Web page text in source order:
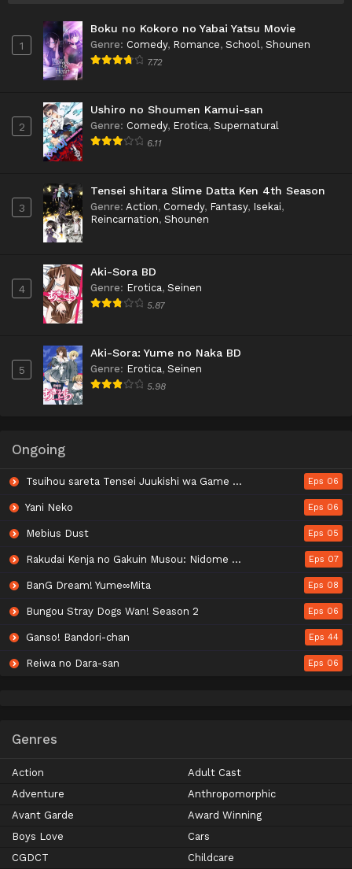
1
Boku no Kokoro no Yabai Yatsu Movie
Genre: Comedy, Romance, School , Shounen
7.72
2
Ushiro no Shoumen Kamui-san
Genre: Comedy, Erotica, Supernatural
6.11
3
Tensei shitara Slime Datta Ken 4th Season
Genre: Action, Comedy, Fantasy, Isekai,
Reincarnation, Shounen
4
Aki-Sora BD
Genre: Erotica, Seinen
5.87
5
Aki-Sora: Yume no Naka BD
Genre: Erotica, Seinen
5.98
Ongoing
Tsuihou sareta Tensei Juukishi wa Game Chishiki de Musou suru Eps 06
Yani Neko Eps 06
Mebius Dust Eps 05
Rakudai Kenja no Gakuin Musou: Nidome no Tensei, S-Rank Cheat Majutsushi Boukenroku Eps 07
BanG Dream! Yume∞Mita Eps 08
Bungou Stray Dogs Wan! Season 2 Eps 06
Ganso! Bandori-chan Eps 44
Reiwa no Dara-san Eps 06
Genres
Action
Adult Cast
Adventure
Anthropomorphic
Avant Garde
Award Winning
Boys Love
Cars
CGDCT
Childcare